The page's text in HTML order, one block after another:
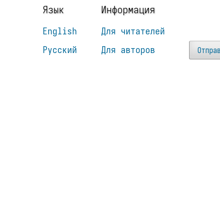
Язык
English
Русский
Информация
Для читателей
Для авторов